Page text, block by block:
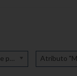
Categorias de produto